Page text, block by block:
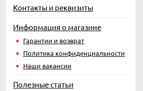
Контакты и реквизиты
Информация о магазине
Гарантии и возврат
Политика конфиденциальности
Наши вакансии
Полезные статьи